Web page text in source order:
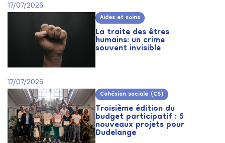
17/07/2026
Aides et soins
La traite des êtres
humains: un crime
souvent invisible
17/07/2026
Cohésion sociale (CS)
Troisième édition du
budget participatif : 5
nouveaux projets pour
Dudelange